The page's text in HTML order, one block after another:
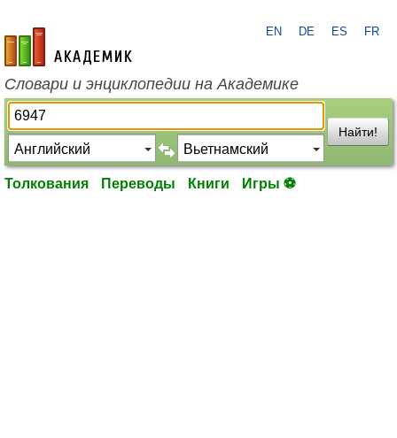
academic.ru
EN DE ES FR
Словари и энциклопедии на Академике
Найти!
Толкования Переводы Книги Игры ⚽